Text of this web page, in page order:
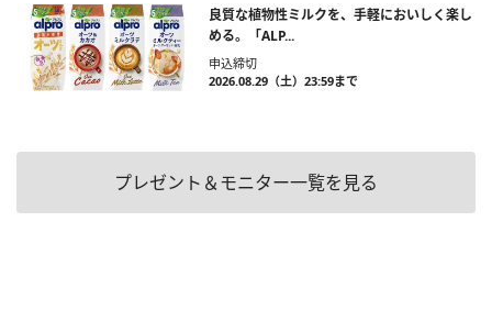
良質な植物性ミルクを、手軽においしく楽し
める。「ALP...
申込締切
2026.08.29（土）23:59まで
プレゼント＆モニター一覧を見る